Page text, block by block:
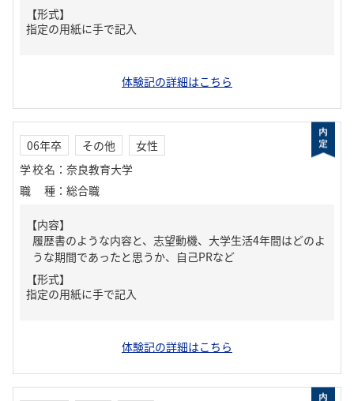
【形式】
指定の用紙に手で記入
体験記の詳細はこちら
06年卒 その他
女性
学校名 ： 奈良教育大学
職種 ： 総合職
【内容】
履歴書のような内容と、志望動機、大学生活4年間はどのよ
うな期間であったと思うか、自己PRなど
【形式】
指定の用紙に手で記入
体験記の詳細はこちら